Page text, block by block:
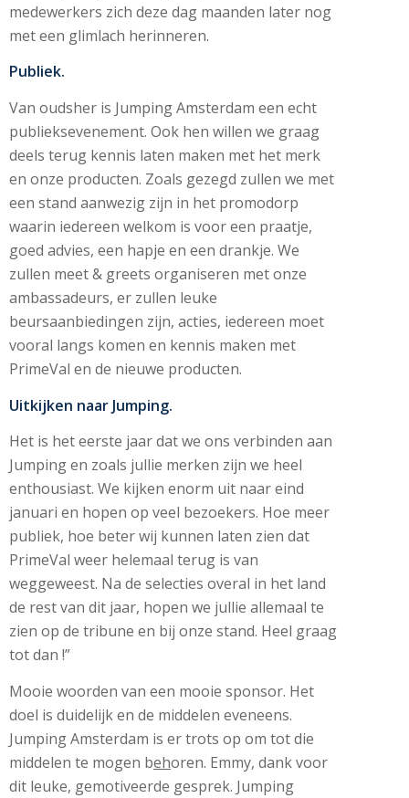
medewerkers zich deze dag maanden later nog
met een glimlach herinneren.
Publiek.
Van oudsher is Jumping Amsterdam een echt
publieksevenement. Ook hen willen we graag
deels terug kennis laten maken met het merk
en onze producten. Zoals gezegd zullen we met
een stand aanwezig zijn in het promodorp
waarin iedereen welkom is voor een praatje,
goed advies, een hapje en een drankje. We
zullen meet & greets organiseren met onze
ambassadeurs, er zullen leuke
beursaanbiedingen zijn, acties, iedereen moet
vooral langs komen en kennis maken met
PrimeVal en de nieuwe producten.
Uitkijken naar Jumping.
Het is het eerste jaar dat we ons verbinden aan
Jumping en zoals jullie merken zijn we heel
enthousiast. We kijken enorm uit naar eind
januari en hopen op veel bezoekers. Hoe meer
publiek, hoe beter wij kunnen laten zien dat
PrimeVal weer helemaal terug is van
weggeweest. Na de selecties overal in het land
de rest van dit jaar, hopen we jullie allemaal te
zien op de tribune en bij onze stand. Heel graag
tot dan !”
Mooie woorden van een mooie sponsor. Het
doel is duidelijk en de middelen eveneens.
Jumping Amsterdam is er trots op om tot die
middelen te mogen behoren. Emmy, dank voor
dit leuke, gemotiveerde gesprek. Jumping